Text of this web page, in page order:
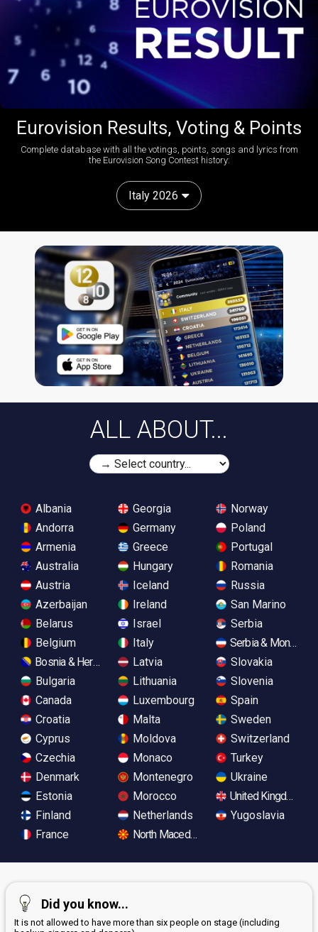
Eurovision Results, Voting & Points
Complete database with all the votings, points, songs and lyrics from
the Eurovision Song Contest history:
Italy 2026
ALL ABOUT...
Albania
Andorra
Armenia
Australia
Austria
Azerbaijan
Belarus
Belgium
Bosnia & Herzegovina
Bulgaria
Canada
Croatia
Cyprus
Czechia
Denmark
Estonia
Finland
France
Georgia
Germany
Greece
Hungary
Iceland
Ireland
Israel
Italy
Latvia
Lithuania
Luxembourg
Malta
Moldova
Monaco
Montenegro
Morocco
Netherlands
North Macedonia
Norway
Poland
Portugal
Romania
Russia
San Marino
Serbia
Serbia &
Slovakia
Slovenia
Spain
Sweden
Switzerland
Turkey
Ukraine
United Kingdom
Yugoslavia
Did you know...
It is not allowed to have more than six people on stage (including